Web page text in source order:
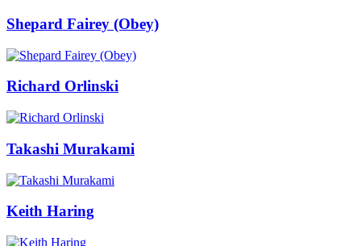
Shepard Fairey (Obey)
Richard Orlinski
Takashi Murakami
Keith Haring